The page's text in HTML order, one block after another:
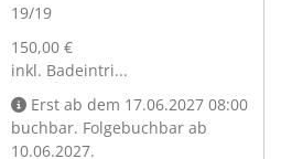
19/19
150,00 €
inkl. Badeintri...
Erst ab dem 17.06.2027 08:00
buchbar. Folgebuchbar ab
10.06.2027.